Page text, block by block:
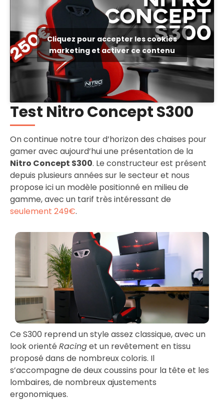
Cliquez pour accepter les cookies
marketing et activer ce contenu
Test Nitro Concept S300
On continue notre tour d’horizon des chaises pour
gamer avec aujourd’hui une présentation de la
Nitro Concept S300. Le constructeur est présent
depuis plusieurs années sur le secteur et nous
propose ici un modèle positionné en milieu de
gamme, avec un tarif très intéressant de
seulement 249€.
Ce S300 reprend un style assez classique, avec un
look orienté Racinget un revêtement en tissu
proposé dans de nombreux coloris. Il
s’accompagne de deux coussins pour la tête et les
lombaires, de nombreux ajustements
ergonomiques.